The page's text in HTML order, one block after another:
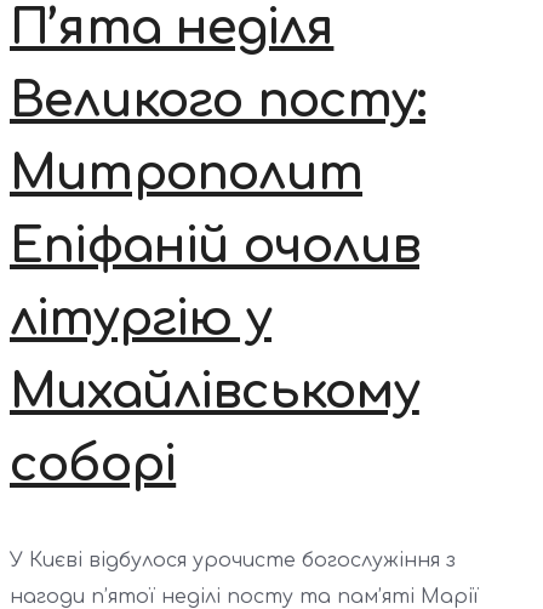
П’ята неділя
Великого посту:
Митрополит
Епіфаній очолив
літургію у
Михайлівському
соборі
У Києві відбулося урочисте богослужіння з
нагоди п’ятої неділі посту та пам’яті Марії